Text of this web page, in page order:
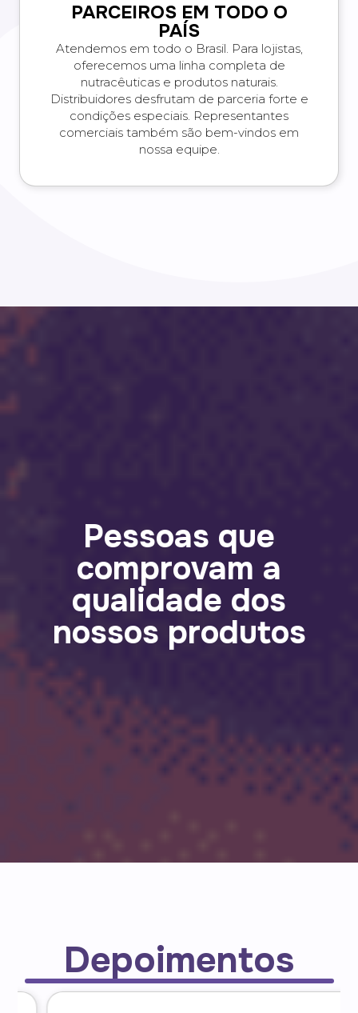
PARCEIROS EM TODO O
PAÍS
Atendemos em todo o Brasil. Para lojistas,
oferecemos uma linha completa de
nutracêuticas e produtos naturais.
Distribuidores desfrutam de parceria forte e
condições especiais. Representantes
comerciais também são bem-vindos em
nossa equipe.
Pessoas que
comprovam a
qualidade dos
nossos produtos
Depoimentos